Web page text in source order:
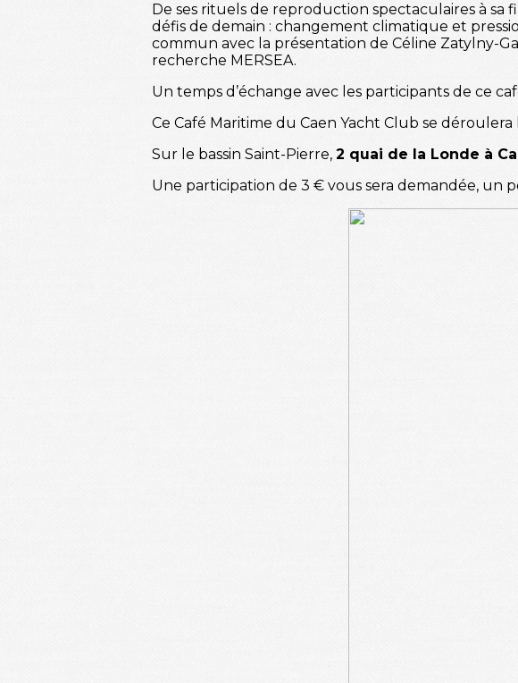
De ses rituels de reproduction spectaculaires à
défis de demain : changement climatique et
commun avec la présentation de Céline Zatylny-
recherche MERSEA.
Un temps d’échange avec les participants de ce
Ce Café Maritime du Caen Yacht Club se déroulera
Sur le bassin Saint-Pierre, 2 quai de la Londe à
Une participation de 3 € vous sera demandée, un